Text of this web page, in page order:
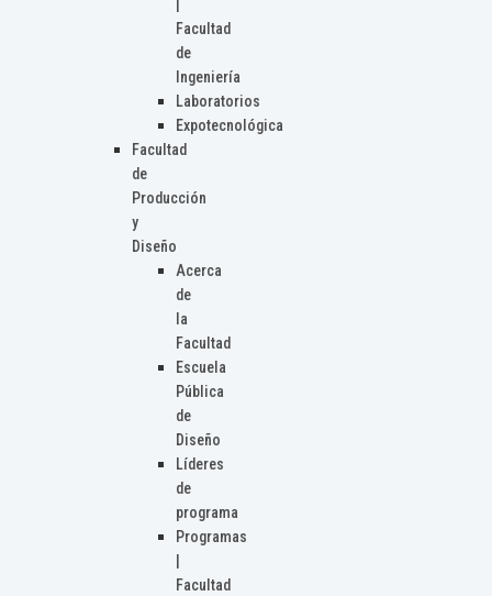
Facultad
de
Ingeniería
Laboratorios
Expotecnológica
Facultad
de
Producción
y
Diseño
Acerca
de
la
Facultad
Escuela
Pública
de
Diseño
Líderes
de
programa
Programas
Facultad